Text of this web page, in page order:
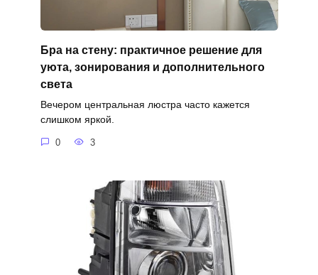
Бра на стену: практичное решение для
уюта, зонирования и дополнительного
света
Вечером центральная люстра часто кажется
слишком яркой.
0 3